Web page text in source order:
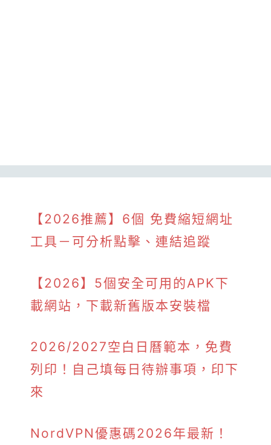
【2026推薦】6個 免費縮短網址
工具－可分析點擊、連結追蹤
【2026】5個安全可用的APK下
載網站，下載新舊版本安裝檔
2026/2027空白日曆範本，免費
列印！自己填每日待辦事項，印下
來
NordVPN優惠碼2026年最新！